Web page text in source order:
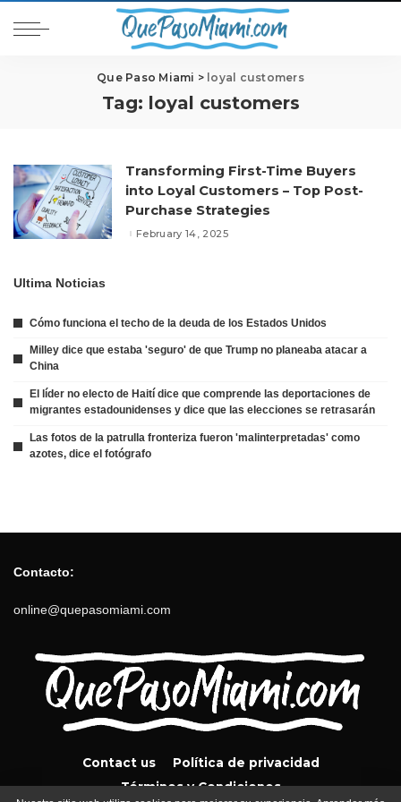
Que Paso Miami > loyal customers
Tag: loyal customers
Transforming First-Time Buyers
into Loyal Customers – Top Post-
Purchase Strategies
February 14, 2025
Ultima Noticias
Cómo funciona el techo de la deuda de los Estados Unidos
Milley dice que estaba 'seguro' de que Trump no planeaba atacar a
China
El líder no electo de Haití dice que comprende las deportaciones de
migrantes estadounidenses y dice que las elecciones se retrasarán
Las fotos de la patrulla fronteriza fueron 'malinterpretadas' como
azotes, dice el fotógrafo
Contacto:
online@quepasomiami.com
Contact us
Política de privacidad
Términos y Condiciones